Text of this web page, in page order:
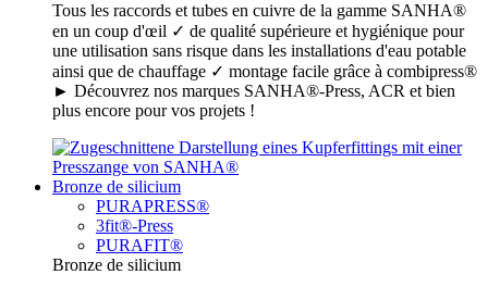
Tous les raccords et tubes en cuivre de la gamme SANHA®
en un coup d'œil ✓ de qualité supérieure et hygiénique pour
une utilisation sans risque dans les installations d'eau potable
ainsi que de chauffage ✓ montage facile grâce à combipress®
► Découvrez nos marques SANHA®-Press, ACR et bien
plus encore pour vos projets !
Bronze de silicium
PURAPRESS®
3fit®-Press
PURAFIT®
Bronze de silicium